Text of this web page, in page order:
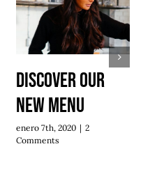
Discover our
new menu
enero 7th, 2020 | 2
Comments